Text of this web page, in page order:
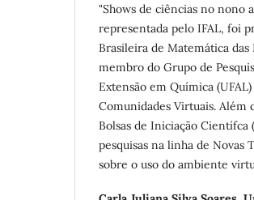
"Shows de ciências no nono
representada pelo IFAL, foi
Brasileira de Matemática das
membro do Grupo de
Extensão em Química
Comunidades Virtuais. Além
Bolsas de Iniciação
pesquisas na linha de Novas
sobre o uso do ambiente